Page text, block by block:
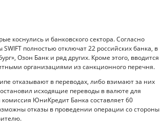
коснулись и банковского сектора. Согласно
полностью отключат 22 российских банка, в
Озон Банк и ряд других. Кроме этого, вводится
организациями из санкционного перечня.
отказывают в переводах, либо взимают за них
исходящие переводы в валюте для
ЮниКредит Банка составляет 60
отказы в проведении операции со стороны